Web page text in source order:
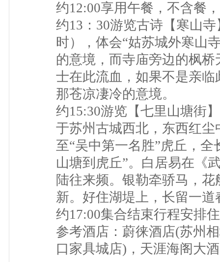
约12:00享用午餐，不含餐
约13：30游览古诗【寒山
时），体会“姑苏城外寒山
的意境，而寺庙旁边的枫
士在此流血，如果不是亲
那苍凉凄冷的意境。
约15:30游览【七里山塘街
于苏州古城西北，东西红
至“吴中第一名胜”虎丘，
山塘到虎丘”。白居易在《
陆往来频。银勒牵骄马，
新。好住湖堤上，长留一道
约17:00集合结束行程安排
参考酒店：蔚徕酒店(苏州
口家具城店)，天涯海阁大